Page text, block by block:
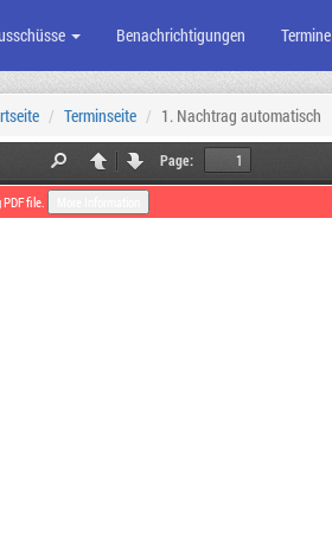
Benachrichtigungen Termine
Terminseite 1. Nachtrag automatisch
Find PreviousNext
Page:
file.